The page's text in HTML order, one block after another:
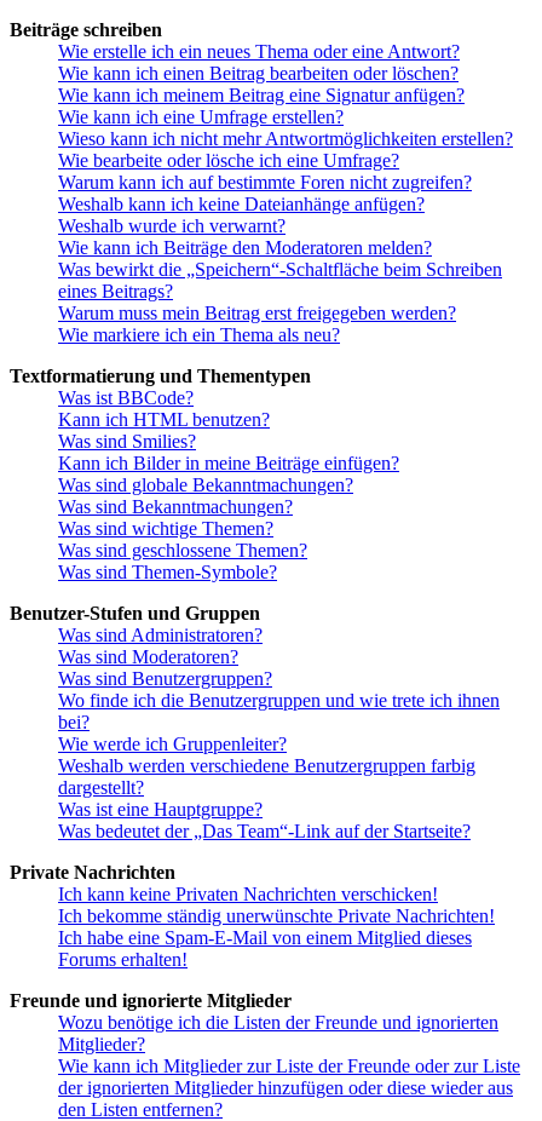
Beiträge schreiben
Wie erstelle ich ein neues Thema oder eine Antwort?
Wie kann ich einen Beitrag bearbeiten oder löschen?
Wie kann ich meinem Beitrag eine Signatur anfügen?
Wie kann ich eine Umfrage erstellen?
Wieso kann ich nicht mehr Antwortmöglichkeiten erstellen?
Wie bearbeite oder lösche ich eine Umfrage?
Warum kann ich auf bestimmte Foren nicht zugreifen?
Weshalb kann ich keine Dateianhänge anfügen?
Weshalb wurde ich verwarnt?
Wie kann ich Beiträge den Moderatoren melden?
Was bewirkt die „Speichern“-Schaltfläche beim Schreiben
eines Beitrags?
Warum muss mein Beitrag erst freigegeben werden?
Wie markiere ich ein Thema als neu?
Textformatierung und Thementypen
Was ist BBCode?
Kann ich HTML benutzen?
Was sind Smilies?
Kann ich Bilder in meine Beiträge einfügen?
Was sind globale Bekanntmachungen?
Was sind Bekanntmachungen?
Was sind wichtige Themen?
Was sind geschlossene Themen?
Was sind Themen-Symbole?
Benutzer-Stufen und Gruppen
Was sind Administratoren?
Was sind Moderatoren?
Was sind Benutzergruppen?
Wo finde ich die Benutzergruppen und wie trete ich ihnen
bei?
Wie werde ich Gruppenleiter?
Weshalb werden verschiedene Benutzergruppen farbig
dargestellt?
Was ist eine Hauptgruppe?
Was bedeutet der „Das Team“-Link auf der Startseite?
Private Nachrichten
Ich kann keine Privaten Nachrichten verschicken!
Ich bekomme ständig unerwünschte Private Nachrichten!
Ich habe eine Spam-E-Mail von einem Mitglied dieses
Forums erhalten!
Freunde und ignorierte Mitglieder
Wozu benötige ich die Listen der Freunde und ignorierten
Mitglieder?
Wie kann ich Mitglieder zur Liste der Freunde oder zur Liste
der ignorierten Mitglieder hinzufügen oder diese wieder aus
den Listen entfernen?